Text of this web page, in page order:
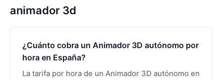
animador 3d
¿Cuánto cobra un Animador 3D autónomo por
hora en España?
La tarifa por hora de un Animador 3D autónomo en